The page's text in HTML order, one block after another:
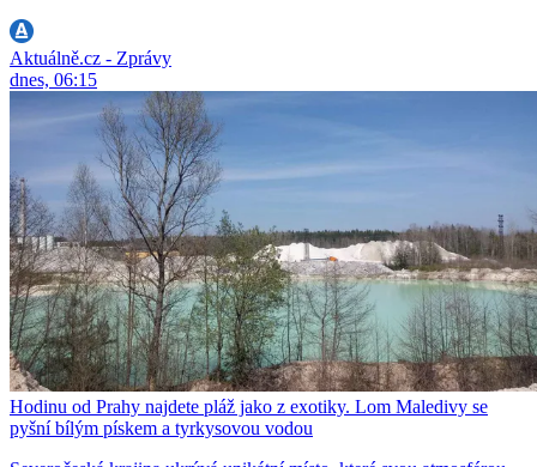
Aktuálně.cz - Zprávy
dnes, 06:15
Hodinu od Prahy najdete pláž jako z exotiky. Lom Maledivy se
pyšní bílým pískem a tyrkysovou vodou